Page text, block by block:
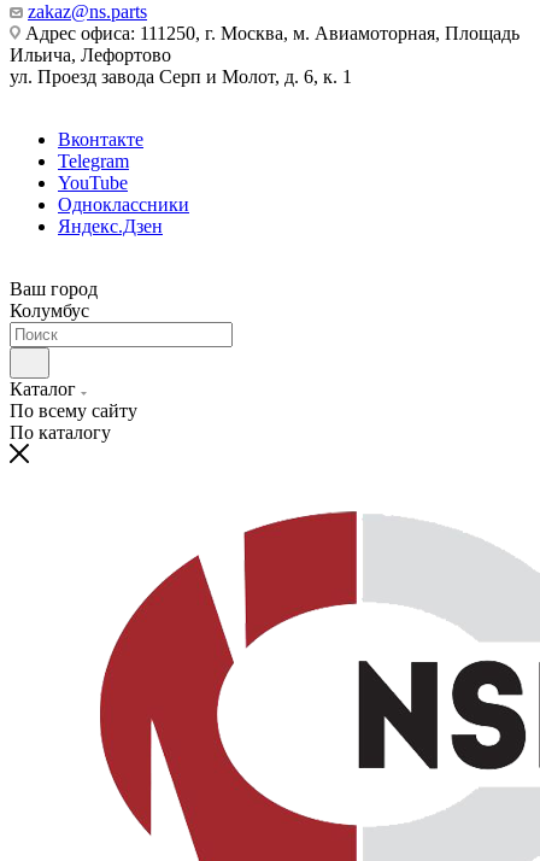
zakaz@ns.parts
Адрес офиса: 111250, г. Москва, м. Авиамоторная, Площадь
Ильича, Лефортово
ул. Проезд завода Серп и Молот, д. 6, к. 1
Вконтакте
Telegram
YouTube
Одноклассники
Яндекс.Дзен
Ваш город
Колумбус
Каталог
По всему сайту
По каталогу